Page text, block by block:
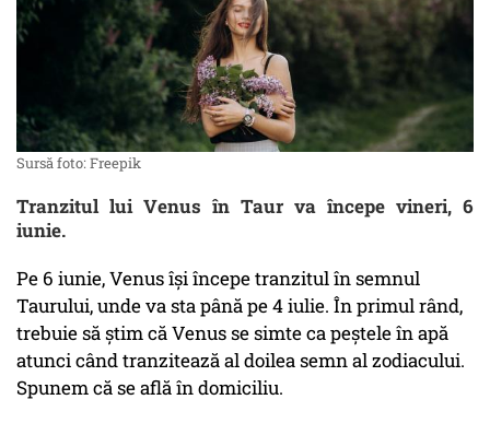
Sursă foto: Freepik
Tranzitul lui Venus în Taur va începe vineri, 6
iunie.
Pe 6 iunie, Venus își începe tranzitul în semnul
Taurului, unde va sta până pe 4 iulie. În primul rând,
trebuie să știm că Venus se simte ca peștele în apă
atunci când tranzitează al doilea semn al zodiacului.
Spunem că se află în domiciliu.